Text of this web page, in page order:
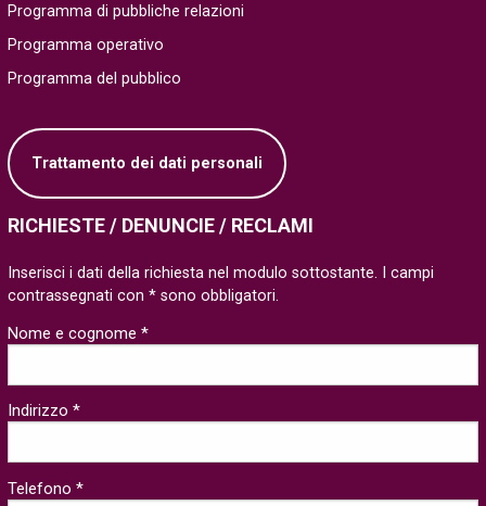
Programma di pubbliche relazioni
Programma operativo
Programma del pubblico
Trattamento dei dati personali
RICHIESTE / DENUNCIE / RECLAMI
Inserisci i dati della richiesta nel modulo sottostante. I campi
contrassegnati con * sono obbligatori.
Nome e cognome *
Indirizzo *
Telefono *